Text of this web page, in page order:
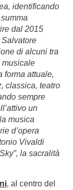
identificando
dal 2015
di alcuni tra
musicale
forma attuale,
classica, teatro
sempre
un
musica
d’opera
Vivaldi
la sacralità
, al centro del